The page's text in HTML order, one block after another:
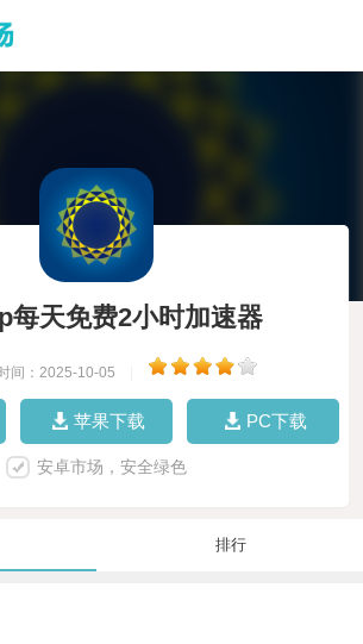
每天免费2小时加速器
间：2025-10-05
苹果下载 PC下载
安卓市场，安全绿色
排行